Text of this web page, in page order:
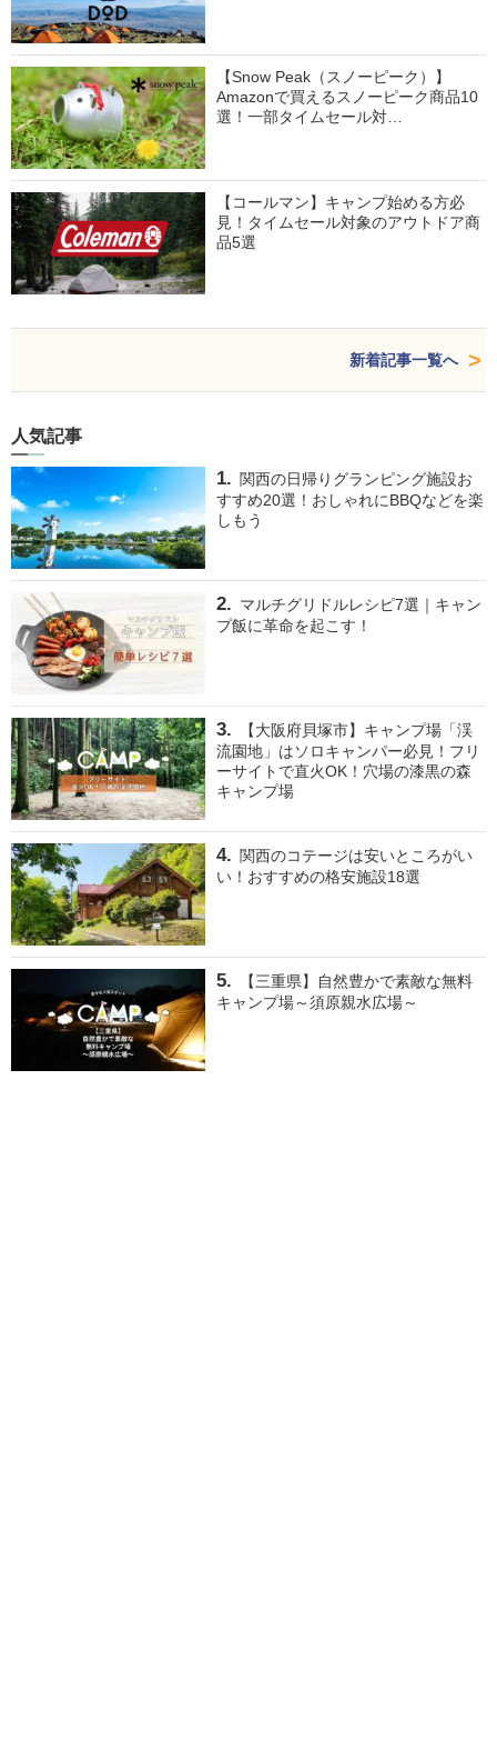
【Snow Peak（スノーピーク）】
Amazonで買えるスノーピーク商品10
選！一部タイムセール対…
【コールマン】キャンプ始める方必
見！タイムセール対象のアウトドア商
品5選
新着記事一覧へ
人気記事
関西の日帰りグランピング施設お
すすめ20選！おしゃれにBBQなどを楽
しもう
マルチグリドルレシピ7選｜キャン
プ飯に革命を起こす！
【大阪府貝塚市】キャンプ場「渓
流園地」はソロキャンパー必見！フリ
ーサイトで直火OK！穴場の漆黒の森
キャンプ場
関西のコテージは安いところがい
い！おすすめの格安施設18選
【三重県】自然豊かで素敵な無料
キャンプ場～須原親水広場～